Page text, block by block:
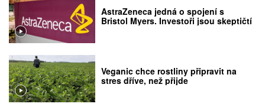
AstraZeneca jedná o spojení s
Bristol Myers. Investoři jsou skeptičtí
Veganic chce rostliny připravit na
stres dříve, než přijde